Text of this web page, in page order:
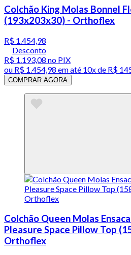
Colchão King Molas Bonnel
(193x203x30) - Orthoflex
R$ 1.454,98
Desconto
R$ 1.193,08 no PIX
ou R$ 1.454,98 em até 10x de R$
COMPRAR AGORA
Colchão Queen Molas
Pleasure Space Pillow Top
Orthoflex